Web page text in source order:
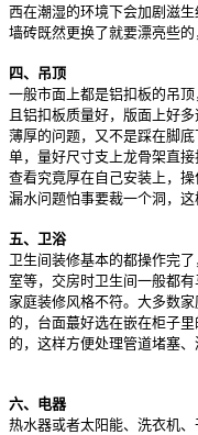
西在潮湿的环境下会加剧滋
墙砖既然更换了就要漂亮些的
四、吊顶
一般市面上都是铝扣板的吊
且铝扣板质量好，版面上好
薄厚的问题，又不是踩在脚
单，量好尺寸支上龙骨架直
查看究竟厚在自己安装上，
漏水问题怕事要裁一个洞，这
五、卫浴
卫生间装修基本的都操作完
室等，交房时卫生间一般都
家庭装修风格不符。大多数
的，台面蕞好选在嵌在柜子
的，这样方便处理管道堵塞、
六、电器
热水器或者太阳能、洗衣机